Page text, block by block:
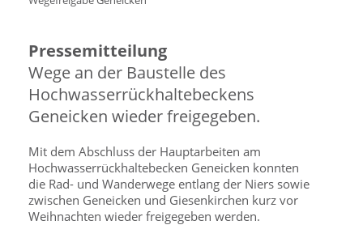
Pressemitteilung
Wege an der Baustelle des
Hochwasserrückhaltebeckens
Geneicken wieder freigegeben.
Mit dem Abschluss der Hauptarbeiten am
Hochwasserrückhalte­becken Geneicken konnten
die Rad- und Wanderwege entlang der Niers sowie
zwischen Geneicken und Giesenkirchen kurz vor
Weih­nachten wieder freigegeben werden.